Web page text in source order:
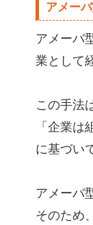
アメー
アメーバ
業として
この手法
「企業
に基づい
アメーバ
そのため